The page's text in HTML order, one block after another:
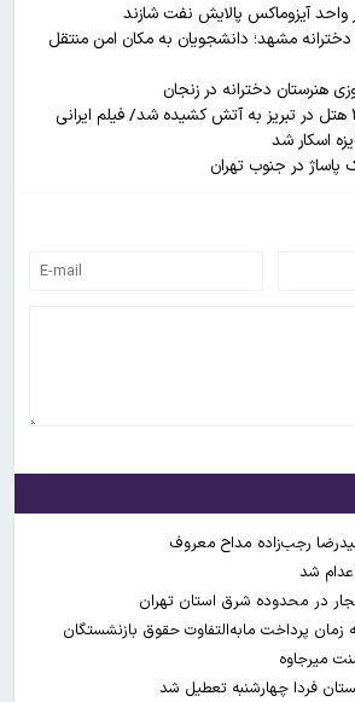
آیزوماکس پالایش نفت شازند
مشهد؛ دانشجویان به مکان امن منتقل
۷۳ بانک، ۹ سینما و ۴ هتل در تبریز به آتش کشیده شد/ فیلم ایرانی
اسکار شد
در جنوب تهران
رجب‌زاده مداح معروف
شد
در محدوده شرق استان تهران
زمان پرداخت مابه‌التفاوت حقوق بازنشستگان
میرجاوه
فردا چهارشنبه تعطیل شد